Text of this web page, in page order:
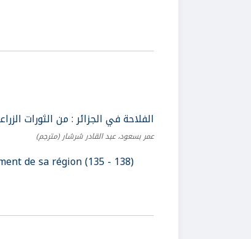
الفلاحة في الجزائر : من الثورات الزراعية إلى
عمر بسعود، عبد القادر شرشار(مترجم)
de sa région (135 - 138)